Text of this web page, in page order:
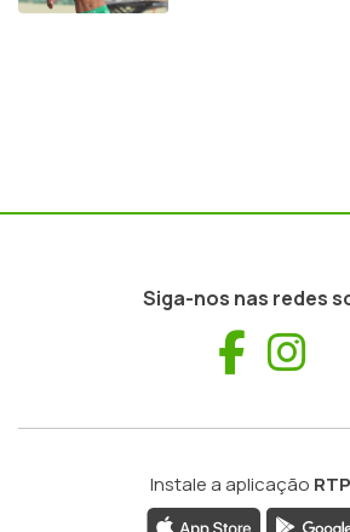
Siga-nos nas redes
Instale a aplicação